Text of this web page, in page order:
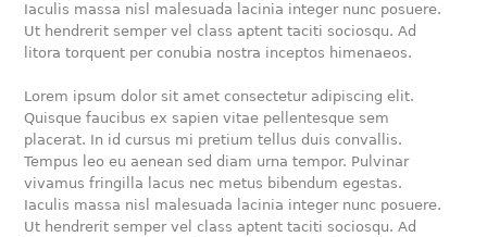
Iaculis massa nisl malesuada lacinia integer nunc posuere.
Ut hendrerit semper vel class aptent taciti sociosqu. Ad
litora torquent per conubia nostra inceptos himenaeos.
Lorem ipsum dolor sit amet consectetur adipiscing elit.
Quisque faucibus ex sapien vitae pellentesque sem
placerat. In id cursus mi pretium tellus duis convallis.
Tempus leo eu aenean sed diam urna tempor. Pulvinar
vivamus fringilla lacus nec metus bibendum egestas.
Iaculis massa nisl malesuada lacinia integer nunc posuere.
Ut hendrerit semper vel class aptent taciti sociosqu. Ad